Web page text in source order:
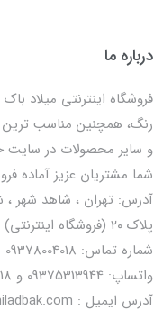
درباره ما
فروشگاه اینترنتی میلاد
رنگ، همچنین مناسب
و سایر محصولات در سایت
شما مشتریان عزیز
آدرس: تهران ، شاهد شهر ،
پلاک ۲۰ (فروشگاه اینترنتی)
شماره تماس: 09378004018
واتساپ: 09375313944 و 09378004018
آدرس ایمیل : info@miladbak.com